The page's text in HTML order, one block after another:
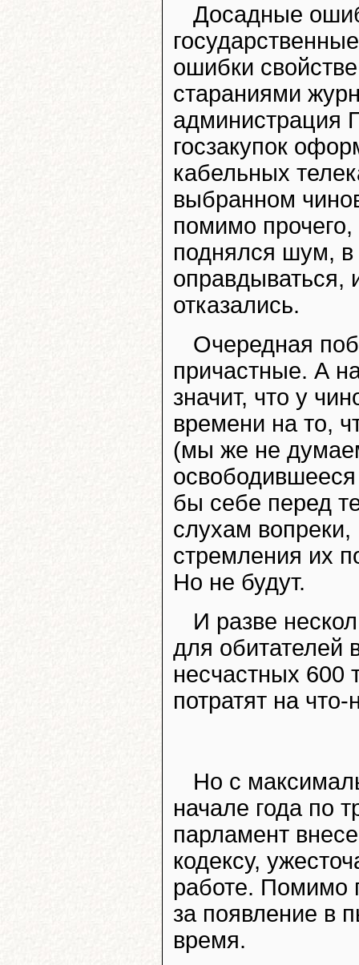
Досадные
ошибки
стараниями
администрация
госзакупок
кабельных
выбранном
помимо
поднялся шум,
оправдываться,
отказались.
Очередная
причастные. А
значит, что у
времени на то,
(мы же не
бы себе перед
слухам
стремления их
Но не будут.
И разве
для обитателей
несчастных 600
потратят на
Но с
начале года по
парламент
кодексу,
работе. Помимо
за появление в
время.